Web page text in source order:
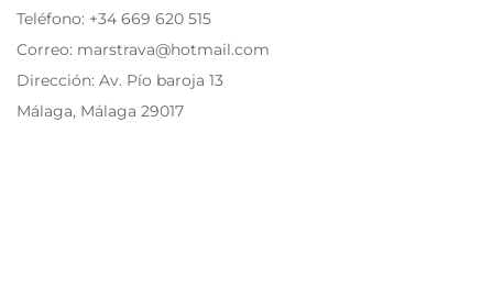
Teléfono: +34 669 620 515
Correo: marstrava@hotmail.com
Dirección: Av. Pío baroja 13
Málaga, Málaga 29017